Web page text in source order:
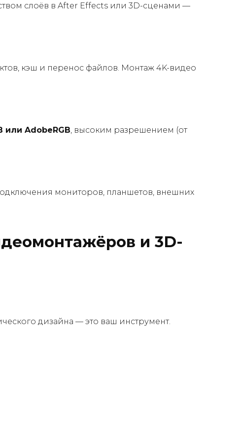
слоёв в After Effects или 3D-сценами —
кэш и перенос файлов. Монтаж 4K-видео
или AdobeRGB , высоким разрешением (от
мониторов, планшетов, внешних
и 3D-
дизайна — это ваш инструмент.